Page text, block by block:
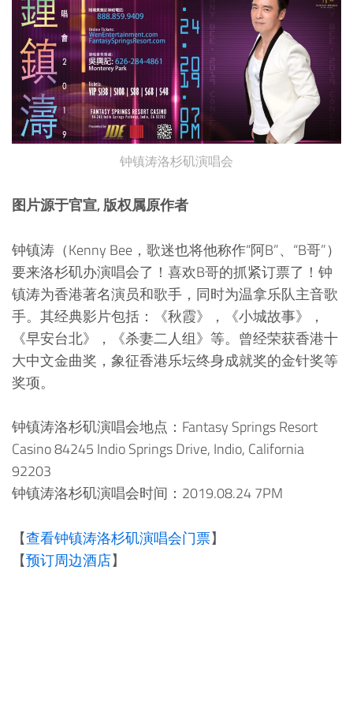
钟镇涛洛杉矶演唱会
图片源于官宣, 版权属原作者
钟镇涛（Kenny Bee，歌迷也将他称作“阿B”、“B哥”）
要来洛杉矶办演唱会了！喜欢B哥的抓紧订票了！钟
镇涛为香港著名演员和歌手，同时为温拿乐队主音歌
手。其经典影片包括：《秋霞》，《小城故事》，
《早安台北》，《杀妻二人组》等。曾经荣获香港十
大中文金曲奖，象征香港乐坛终身成就奖的金针奖等
奖项。
钟镇涛洛杉矶演唱会地点：Fantasy Springs Resort
Casino 84245 Indio Springs Drive, Indio, California
92203
钟镇涛洛杉矶演唱会时间：2019.08.24 7PM
【查看钟镇涛洛杉矶演唱会门票】
【预订周边酒店】